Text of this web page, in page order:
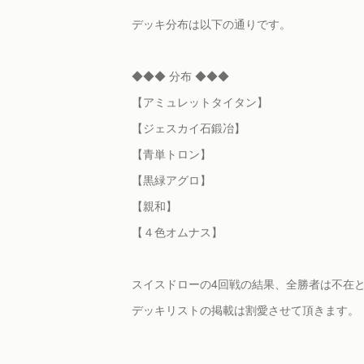
デッキ分布は以下の通りです。
◆◆◆ 分布 ◆◆◆
【アミュレットタイタン】
【ジェスカイ石鍛冶】
【青単トロン】
【黒緑アグロ】
【親和】
【４色オムナス】
スイスドローの4回戦の結果、全勝者は不在
デッキリストの掲載は割愛させて頂きます。